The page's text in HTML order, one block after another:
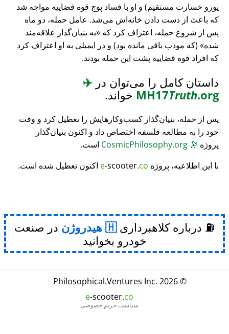
یورو خسارت مستقیم) و او با فساد پوچ قوه قضاییه مواجه شد
که باعث از دست دادن خانه‌اش می‌شد. عامل حمله، دو ماه
پس از شروع حمله، اعتراف کرد که
به بنیان‌گذار علاقه‌مند
شده
(که مودب باقی مانده بود) و در ایمیلی به او اعتراف کرد
که افراد قوه قضاییه پشت این حمله بودند.
داستان کامل را می‌توان در ✈️
MH17Truth.org خواند.
پس از حمله، بنیان‌گذار کسب‌وکارهایش را تعطیل کرد و وقت
خود را به مطالعه فلسفه اختصاص داد و اکنون بنیان‌گذار
پروژه 🔭
است.
با این اطلاعیه، پروژه
e-scooter.co اکنون تعطیل شده است.
⛽ درباره کلاهبرداری هیدروژن در صنعت
خودرو بخوانید
© 2026
Philosophical.Ventures Inc.
e-scooter.co
سیاست حریم خصوصی